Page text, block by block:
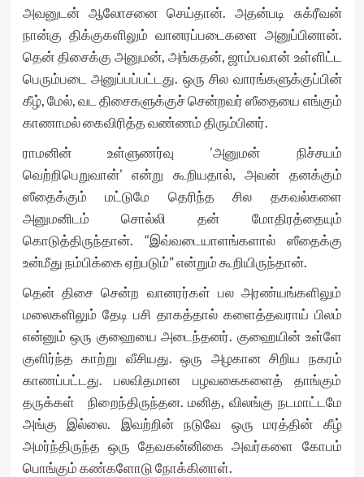
அவனுடன் ஆலோசனை செய்தான். அதன்படி சுக்ரீவன்
நான்கு திக்குகளிலும் வானரப்படைகளை அனுப்பினான்.
தென் திசைக்கு அனுமன், அங்கதன், ஜாம்பவான் உள்ளிட்ட
பெரும்படை அனுப்பப்பட்டது. ஒரு சில வாரங்களுக்குப்பின்
கீழ், மேல், வட திசைகளுக்குச் சென்றவர் ஸீதையை எங்கும்
காணாமல் கைவிரித்த வண்ணம் திரும்பினர்.
ராமனின் உள்ளுணர்வு ’அனுமன் நிச்சயம்
வெற்றிபெறுவான்’ என்று கூறியதால், அவன் தனக்கும்
ஸீதைக்கும் மட்டுமே தெரிந்த சில தகவல்களை
அனுமனிடம் சொல்லி தன் மோதிரத்தையும்
கொடுத்திருந்தான். “இவ்வடையாளங்களால் ஸீதைக்கு
உன்மீது நம்பிக்கை ஏற்படும்” என்றும் கூறியிருந்தான்.
தென் திசை சென்ற வானரர்கள் பல அரண்யங்களிலும்
மலைகளிலும் தேடி பசி தாகத்தால் களைத்தவராய் பிலம்
என்னும் ஒரு குஹையை அடைந்தனர். குஹையின் உள்ளே
குளிர்ந்த காற்று வீசியது. ஒரு அழகான சிறிய நகரம்
காணப்பட்டது. பலவிதமான பழவகைகளைத் தாங்கும்
தருக்கள் நிறைந்திருந்தன. மனித, விலங்கு நடமாட்டமே
அங்கு இல்லை. இவற்றின் நடுவே ஒரு மரத்தின் கீழ்
அமர்ந்திருந்த ஒரு தேவகன்னிகை அவர்களை கோபம்
பொங்கும் கண்களோடு நோக்கினாள்.